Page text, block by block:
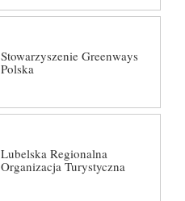
Stowarzyszenie Greenways
Polska
Lubelska Regionalna
Organizacja Turystyczna